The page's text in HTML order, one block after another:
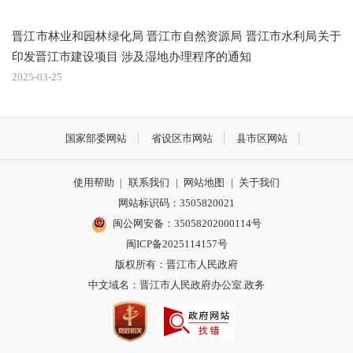
晋江市林业和园林绿化局 晋江市自然资源局 晋江市水利局关于
印发晋江市建设项目 涉及湿地办理程序的通知
2025-03-25
国家部委网站 省设区市网站 县市区网站
使用帮助 | 联系我们 | 网站地图 | 关于我们
网站标识码：3505820021
闽公网安备：35058202000114号
闽ICP备2025114157号
版权所有：晋江市人民政府
中文域名：晋江市人民政府办公室.政务